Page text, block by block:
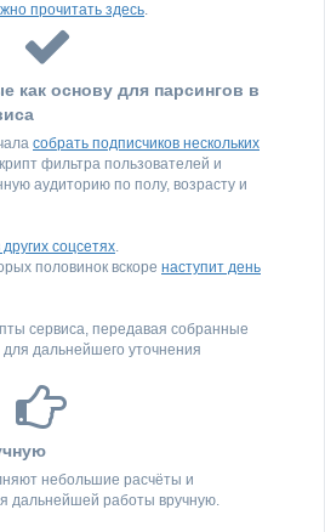
прочитать здесь.
как основу для парсингов в
собрать подписчиков нескольких
фильтра пользователей и
аудиторию по полу, возрасту и
соцсетях.
половинок вскоре наступит день
сервиса, передавая собранные
дальнейшего уточнения
небольшие расчёты и
дальнейшей работы вручную.